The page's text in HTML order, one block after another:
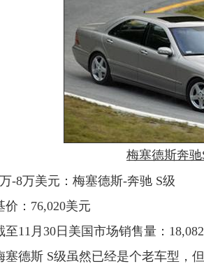
梅塞德斯奔驰
万美元：梅塞德斯-奔驰 S级
：76,020美元
月30日美国市场销售量：
斯 S级虽然已经是个老车型，但